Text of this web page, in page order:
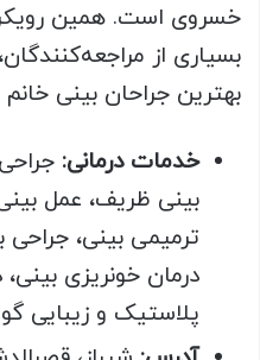
خسروی است. همین
بسیاری از
بهترین جراحان بینی
خدمات درمانی:
بینی ظریف، عمل
ترمیمی بینی،
درمان خونریزی
پلاستیک و زیبایی